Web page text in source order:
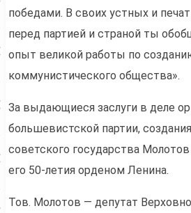
победами. В своих устных и
перед партией и страной ты
опыт великой работы по
коммунистического общества».
За выдающиеся заслуги в деле
большевистской партии,
советского государства
его 50-летия орденом Ленина.
Тов. Молотов — депутат